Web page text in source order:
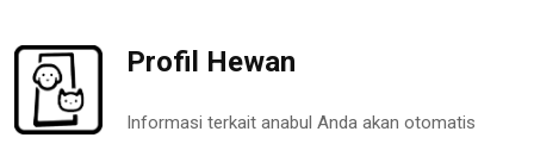
Profil Hewan
Informasi terkait anabul Anda akan otomatis